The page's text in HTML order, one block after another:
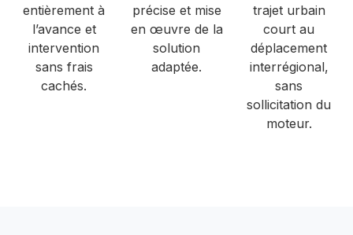
entièrement à
l’avance et
intervention
sans frais
cachés.
précise et mise
en œuvre de la
solution
adaptée.
trajet urbain
court au
déplacement
interrégional,
sans
sollicitation du
moteur.